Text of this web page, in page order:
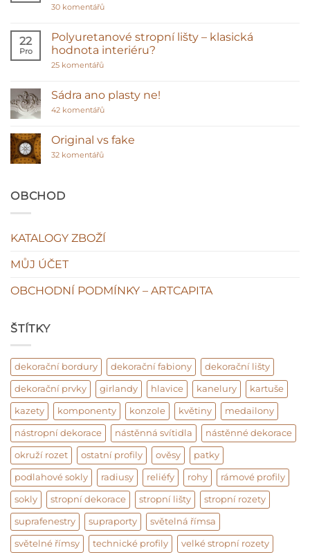
30 komentářůu
názvem
Proč
vybírat
22
Pro
Polyuretanové stropní lišty – klasická
hodnota interiéru?
25 komentářůu
názvem
Polyuretanové
stropní
klasická
hodnota
interiéru?
Sádra ano plasty ne!
42 komentářůu
názvem
Sádra
Original vs fake
32 komentářůu
OBCHOD
KATALOGY ZBOŽÍ
MŮJ ÚČET
OBCHODNÍ PODMÍNKY – ARTCAPITA
ŠTÍTKY
dekorační bordury dekorační fabiony dekorační lišty
dekorační prvky girlandy hlavice kanelury kartuše
kazety komponenty konzole květiny medailony
nástropní dekorace nástěnná svítidla nástěnné dekorace
okruží rozet ostatní profily ověsy patky
podlahové sokly radiusy reliéfy rohy rámové profily
sokly stropní dekorace stropní lišty stropní rozety
suprafenestry supraporty světelná římsa
světelné římsy technické profily velké stropní rozety